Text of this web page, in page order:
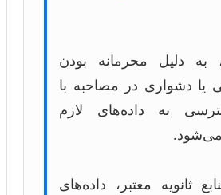
به دلیل محرمانه بودن
یا دشواری در مصاحبه با
به داده‌های لازم
می‌شود.
ثانویه معتبر، داده‌های